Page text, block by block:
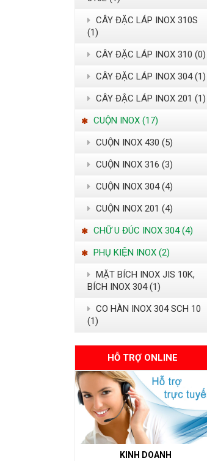
CÂY ĐẶC LÁP INOX 310S
(1)
CÂY ĐẶC LÁP INOX 310 (0)
CÂY ĐẶC LÁP INOX 304 (1)
CÂY ĐẬC LÁP INOX 201 (1)
CUỘN INOX (17)
CUỘN INOX 430 (5)
CUỘN INOX 316 (3)
CUỘN INOX 304 (4)
CUỘN INOX 201 (4)
CHỮ U ĐÚC INOX 304 (4)
PHỤ KIỆN INOX (2)
MẶT BÍCH INOX JIS 10K,
BÍCH INOX 304 (1)
CO HÀN INOX 304 SCH 10
(1)
HỖ TRỢ ONLINE
KINH DOANH